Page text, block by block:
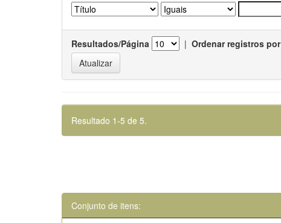
Resultados/Página | Ordenar registros por
Resultado 1-5 de 5.
Conjunto de itens: